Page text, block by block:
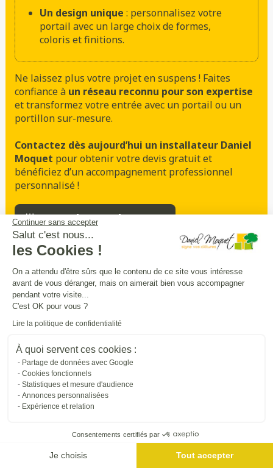
Continuer sans accepter
Salut c'est nous...
les Cookies !
On a attendu d'être sûrs que le contenu de ce site vous intéresse
avant de vous déranger, mais on aimerait bien vous accompagner
pendant votre visite...
C'est OK pour vous ?
Lire la politique de confidentialité
À quoi servent ces cookies :
Partage de données avec Google
Cookies fonctionnels
Statistiques et mesure d'audience
Annonces personnalisées
Expérience et relation
Consentements certifiés par
Je choisis Tout accepter
Un design unique : personnalisez votre
portail avec un large choix de formes,
coloris et finitions.
Ne laissez plus votre projet en suspens ! Faites
confiance à un réseau reconnu pour son expertise
et transformez votre entrée avec un portail ou un
portillon sur-mesure.
Contactez dès aujourd’hui un installateur Daniel
Moquet pour obtenir votre devis gratuit et
bénéficiez d’un accompagnement professionnel
personnalisé !
Prendre rendez-vous
Sécurité,intimité,praticité:
entourezet sécurisez vos extérieurs